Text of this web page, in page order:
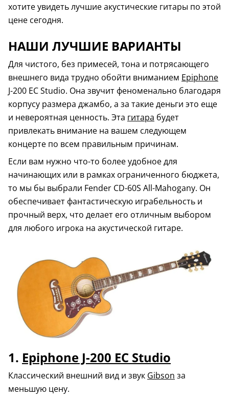
хотите увидеть лучшие акустические гитары по этой
цене сегодня.
НАШИ ЛУЧШИЕ ВАРИАНТЫ
Для чистого, без примесей, тона и потрясающего
внешнего вида трудно обойти вниманием Epiphone
J-200 EC Studio. Она звучит феноменально благодаря
корпусу размера джамбо, а за такие деньги это еще
и невероятная ценность. Эта гитара будет
привлекать внимание на вашем следующем
концерте по всем правильным причинам.
Если вам нужно что-то более удобное для
начинающих или в рамках ограниченного бюджета,
то мы бы выбрали Fender CD-60S All-Mahogany. Он
обеспечивает фантастическую играбельность и
прочный верх, что делает его отличным выбором
для любого игрока на акустической гитаре.
1. Epiphone J-200 EC Studio
Классический внешний вид и звук Gibson за
меньшую цену.